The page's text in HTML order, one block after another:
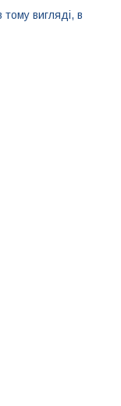
тому вигляді, в